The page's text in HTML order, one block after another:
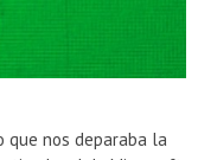
nos deparaba la